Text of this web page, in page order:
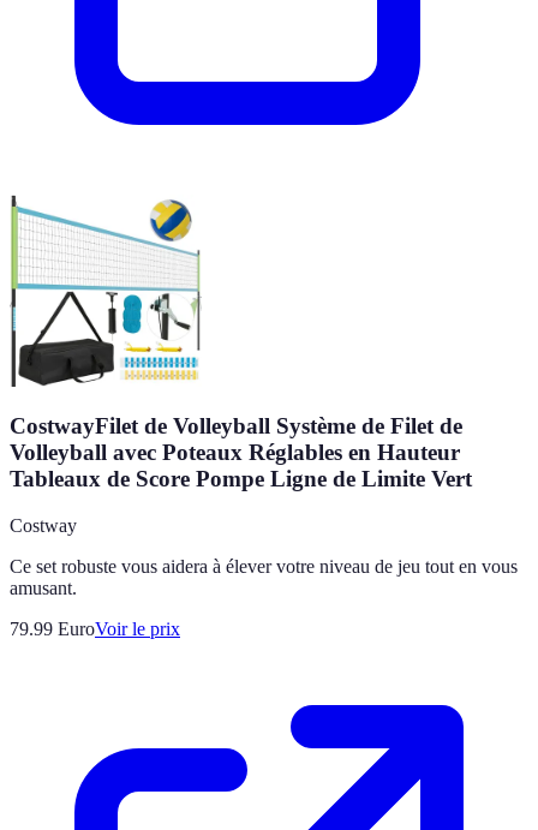
CostwayFilet de Volleyball Système de Filet de
Volleyball avec Poteaux Réglables en Hauteur
Tableaux de Score Pompe Ligne de Limite Vert
Costway
Ce set robuste vous aidera à élever votre niveau de jeu tout en vous
amusant.
79.99 EuroVoir le prix